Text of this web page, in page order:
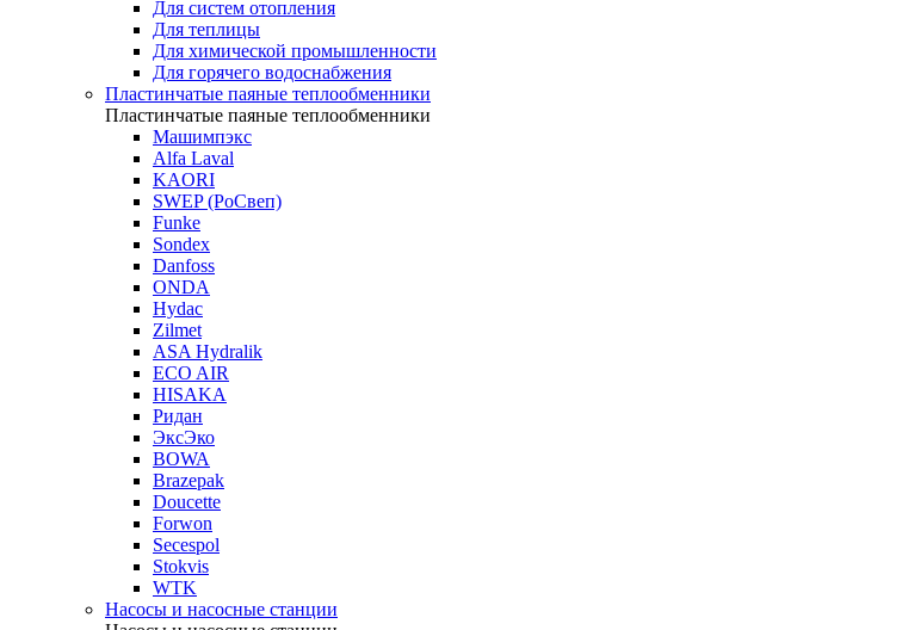
Для систем отопления
Для теплицы
Для химической промышленности
Для горячего водоснабжения
Пластинчатые паяные теплообменники
Пластинчатые паяные теплообменники
Машимпэкс
Alfa Laval
KAORI
SWEP (РоСвеп)
Funke
Sondex
Danfoss
ONDA
Hydac
Zilmet
ASA Hydralik
ECO AIR
HISAKA
Ридан
ЭксЭко
BOWA
Brazepak
Doucette
Forwon
Secespol
Stokvis
WTK
Насосы и насосные станции